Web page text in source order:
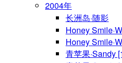
2004年
长洲岛·随影
Honey
Honey
青苹果·Sandy